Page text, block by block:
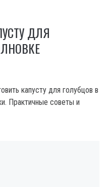
ДЛЯ
капусту для голубцов в
Практичные советы и